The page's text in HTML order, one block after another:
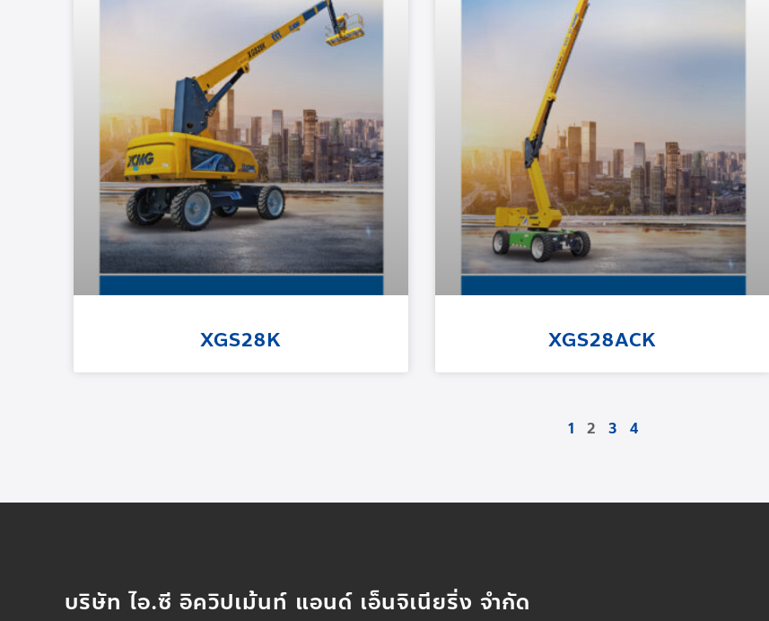
XGS28K XGS28ACK
1 2 3 4
บริษัท ไอ.ซี อิควิปเม้นท์ แอนด์ เอ็นจิเนียริ่ง จำกัด